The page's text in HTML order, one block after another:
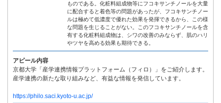
ものである。化粧料組成物等にフコキサンチノールを大量
に配合すると着色等の問題があったが、フコキサンチノー
ルは極めて低濃度で優れた効果を発揮できるから、この様
な問題を生じることがない。このフコキサンチノールを含
有する化粧料組成物は、シワの改善のみならず、肌のハリ
やツヤを高める効果も期待できる。
アピール内容
京都大学「産学連携情報プラットフォーム（フィロ）」をご紹介します。
産学連携の新たな取り組みなど、有益な情報を発信しています。
https://philo.saci.kyoto-u.ac.jp/